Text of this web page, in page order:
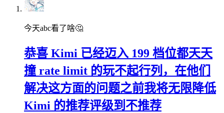
今天abc看了啥🤔
恭喜 Kimi 已经迈入 199 档位都天天
撞 rate limit 的玩不起行列，在他们
解决这方面的问题之前我将无限降低
Kimi 的推荐评级到不推荐